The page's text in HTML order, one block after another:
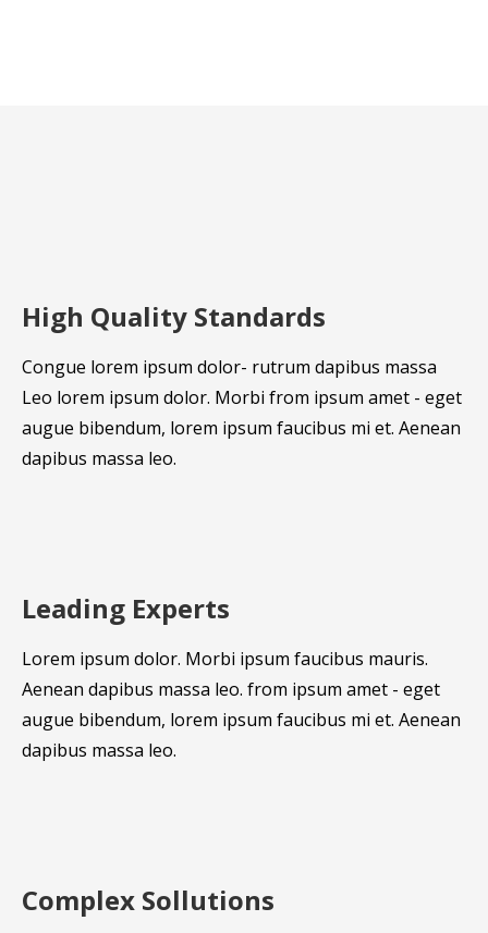
High Quality Standards
Congue lorem ipsum dolor- rutrum dapibus massa
Leo lorem ipsum dolor. Morbi from ipsum amet - eget
augue bibendum, lorem ipsum faucibus mi et. Aenean
dapibus massa leo.
Leading Experts
Lorem ipsum dolor. Morbi ipsum faucibus mauris.
Aenean dapibus massa leo. from ipsum amet - eget
augue bibendum, lorem ipsum faucibus mi et. Aenean
dapibus massa leo.
Complex Sollutions